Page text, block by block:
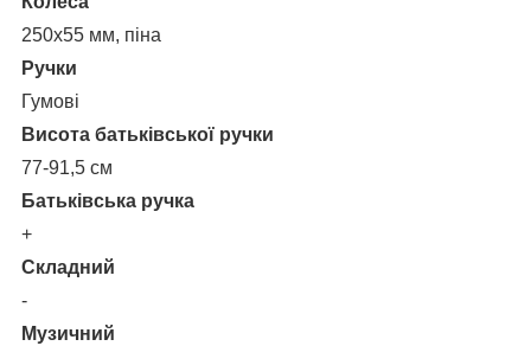
250х55 мм, піна
Ручки
Гумові
Висота батьківської ручки
77-91,5 см
Батьківська ручка
+
Складний
-
Музичний